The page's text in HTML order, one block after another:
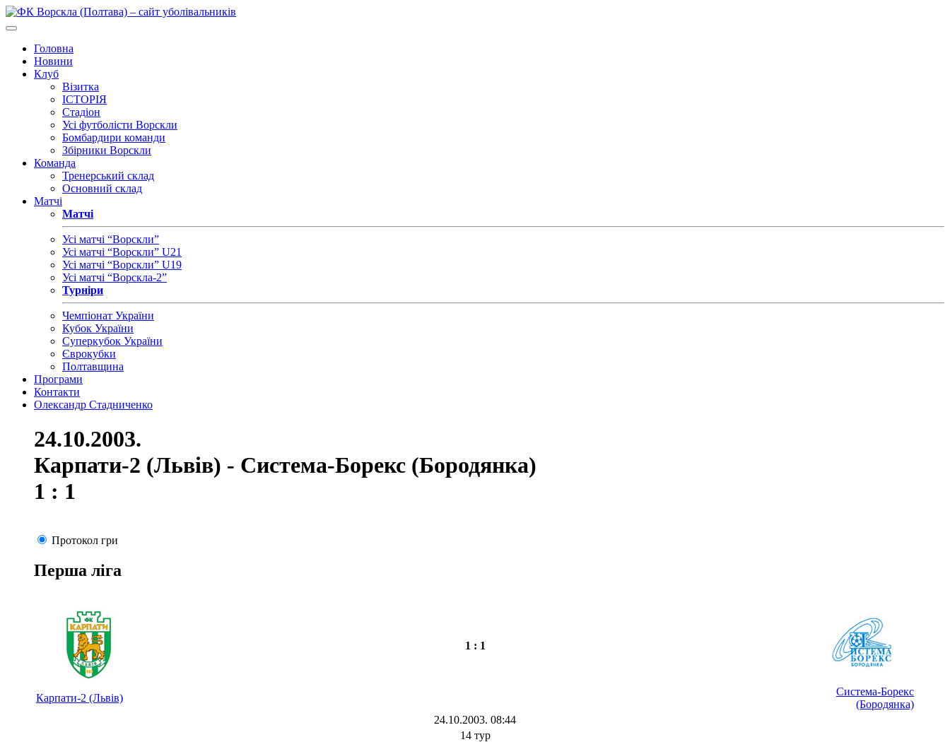
Головна
Новини
Клуб
Візитка
ІСТОРІЯ
Стадіон
Усі футболісти Ворскли
Бомбардири команди
Збірники Ворскли
Команда
Тренерський склад
Основний склад
Матчі
Матчі
Усі матчі “Ворскли”
Усі матчі “Ворскли” U21
Усі матчі “Ворскли” U19
Усі матчі “Ворскла-2”
Турніри
Чемпіонат України
Кубок України
Суперкубок України
Єврокубки
Полтавщина
Програми
Контакти
Олександр Стадниченко
24.10.2003.
Карпати-2 (Львів) - Система-Борекс (Бородянка)
1 : 1
Протокол гри
Перша ліга
1 : 1
Карпати-2 (Львів)
Система-Борекс
(Бородянка)
24.10.2003. 08:44
14 тур